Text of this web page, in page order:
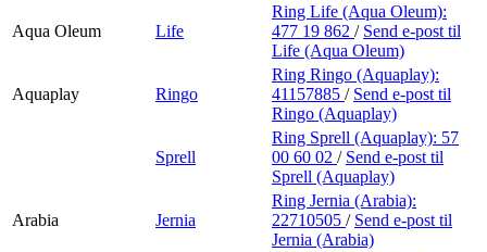
Aqua Oleum Life
Ring Life (Aqua Oleum):
477 19 862 / Send e-post til
Life (Aqua Oleum)
Aquaplay Ringo
Ring Ringo (Aquaplay):
41157885 / Send e-post til
Ringo (Aquaplay)
Sprell
Ring Sprell (Aquaplay): 57
00 60 02 / Send e-post til
Sprell (Aquaplay)
Arabia Jernia
Ring Jernia (Arabia):
22710505 / Send e-post til
Jernia (Arabia)